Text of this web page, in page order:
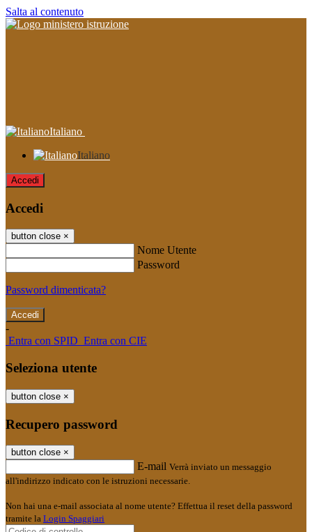
Salta al contenuto
Italiano
Italiano
Accedi
Accedi
button close ×
Nome Utente
Password
Password dimenticata?
-
Entra con SPID Entra con CIE
Seleziona utente
button close ×
Recupero password
button close ×
E-mail Verrà inviato un messaggio
all'indirizzo indicato con le istruzioni necessarie.
Non hai una e-mail associata al nome utente? Effettua il reset della password
tramite la Login Spaggiari